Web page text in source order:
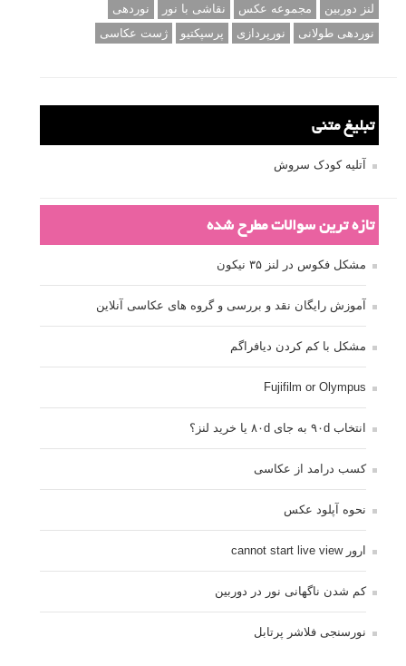
لنز دوربین
مجموعه عکس نقاشی با نور
نوردهی
نوردهی طولانی
نورپردازی پرسپکتیو ژست عکاسی
تبلیغ متنی
آتلیه کودک سروش
تازه ترین سوالات مطرح شده
مشکل فکوس در لنز ۳۵ نیکون
آموزش رایگان نقد و بررسی و گروه های عکاسی آنلاین
مشکل با کم کردن دیافراگم
Fujifilm or Olympus
انتخاب ۹۰d به جای ۸۰d یا خرید لنز؟
کسب درامد از عکاسی
نحوه آپلود عکس
ارور cannot start live view
کم شدن ناگهانی نور در دوربین
نورسنجی فلاشر پرتابل